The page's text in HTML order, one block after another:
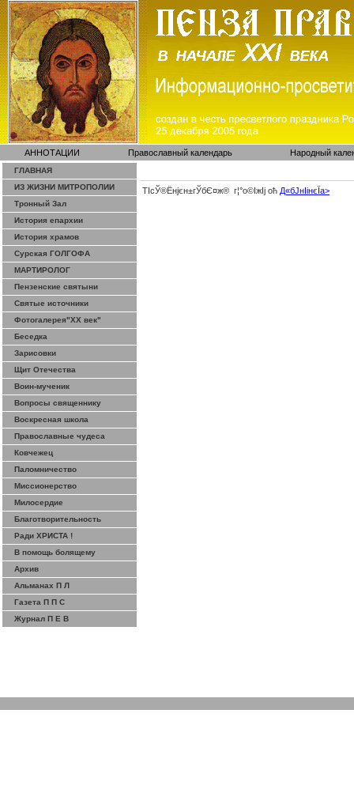
АННОТАЦИИ Православный календарь Народный
ГЛАВНАЯ
ИЗ ЖИЗНИ МИТРОПОЛИИ
Тронный Зал
История епархии
История храмов
Сурская ГОЛГОФА
МАРТИРОЛОГ
Пензенские святыни
Святые источники
Фотогалерея"ХХ век"
Беседка
Зарисовки
Щит Отечества
Воин-мученик
Вопросы священнику
Воскресная школа
Православные чудеса
Ковчежец
Паломничество
Миссионерство
Милосердие
Благотворительность
Ради ХРИСТА !
В помощь болящему
Архив
Альманах П Л
Газета П П С
Журнал П Е В
ТІсЎ®Ёнјєн±­гЎ­бЄ¤ж® г¦°о©ІжІј оћ Д«бЈ­нІінєЇa>